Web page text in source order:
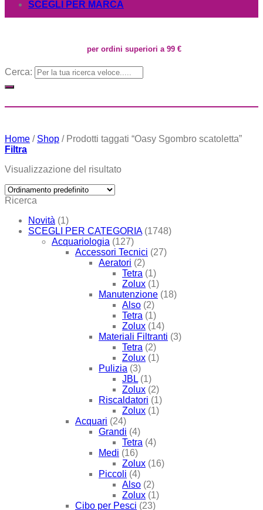
SCEGLI PER MARCA
per ordini superiori a 99 €
Cerca:
Home / Shop /Prodotti taggati “Oasy Sgombro scatoletta”
Filtra
Visualizzazione del risultato
Ricerca
Novità (1)
SCEGLI PER CATEGORIA (1748)
Acquariologia (127)
Accessori Tecnici (27)
Aeratori (2)
Tetra (1)
Zolux (1)
Manutenzione (18)
Also (2)
Tetra (1)
Zolux (14)
Materiali Filtranti (3)
Tetra (2)
Zolux (1)
Pulizia (3)
JBL (1)
Zolux (2)
Riscaldatori (1)
Zolux (1)
Acquari (24)
Grandi (4)
Tetra (4)
Medi (16)
Zolux (16)
Piccoli (4)
Also (2)
Zolux (1)
Cibo per Pesci (23)